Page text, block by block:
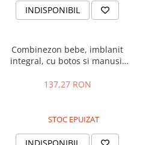
INDISPONIBIL
Combinezon bebe, imblanit
integral, cu botos si manusi,
137,27 RON
STOC EPUIZAT